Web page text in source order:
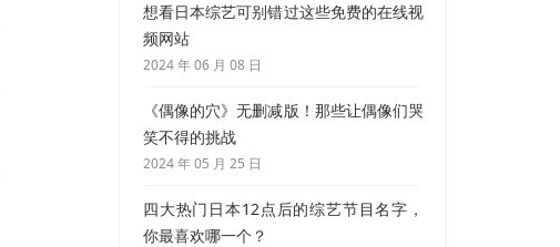
想看日本综艺可别错过这些免费的在线视
频网站
2024 年 06 月 08 日
《偶像的穴》无删减版！那些让偶像们哭
笑不得的挑战
2024 年 05 月 25 日
四大热门日本12点后的综艺节目名字，
你最喜欢哪一个？